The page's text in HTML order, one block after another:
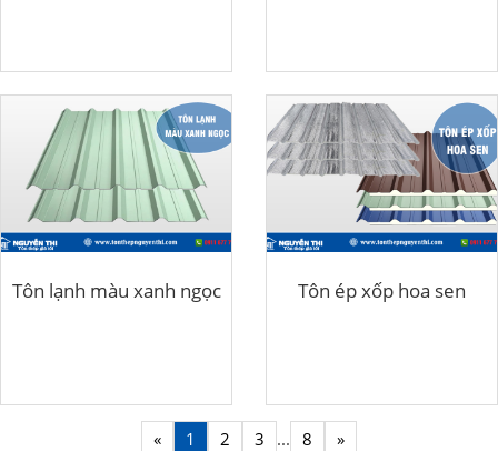
Tôn lạnh màu xanh ngọc Tôn ép xốp hoa sen
« 1 2 3 ... 8 »